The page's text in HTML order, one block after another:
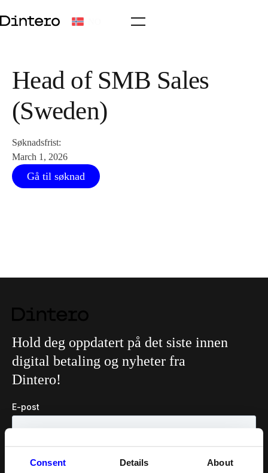
Consent Details About
Head of SMB Sales
(Sweden)
Søknadsfrist:
March 1, 2026
Gå til søknad
Hold deg oppdatert på det siste innen
digital betaling og nyheter fra
Dintero!